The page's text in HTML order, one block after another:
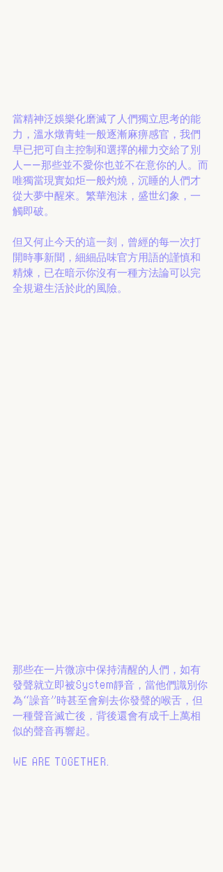
當精神泛娛樂化磨滅了人們獨立思考的能
力，溫水燉青蛙一般逐漸麻痹感官，我們
早已把可自主控制和選擇的權力交給了別
人——那些並不愛你也並不在意你的人。而
唯獨當現實如炬一般灼燒，沉睡的人們才
從大夢中醒來。繁華泡沫，盛世幻象，一
觸即破。
但又何止今天的這一刻，曾經的每一次打
開時事新聞，細細品味官方用語的謹慎和
精煉，已在暗示你沒有一種方法論可以完
全規避生活於此的風險。
那些在一片微凉中保持清醒的人們，如有
發聲就立即被System靜音，當他們識別你
為“譟音”時甚至會剜去你發聲的喉舌，但
一種聲音滅亡後，背後還會有成千上萬相
似的聲音再響起。
WE ARE TOGETHER.